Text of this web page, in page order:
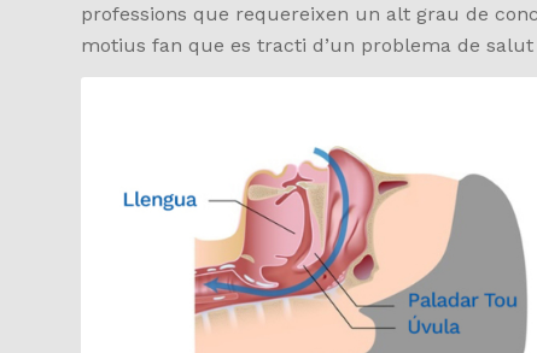
professions que requereixen un alt grau de
motius fan que es tracti d’un problema de